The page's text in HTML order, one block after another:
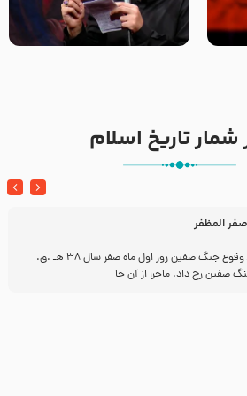
–
شب
من غلام نوکراتم من عاشق
کربلاتم – شور زمینه – شب هفتم
شمار تاریخ اسلام
1ـ وقوع جنگ صفین روز اول ماه صفر سال 38 هـ .ق.
صفین رخ داد. ماجرا از آن جا